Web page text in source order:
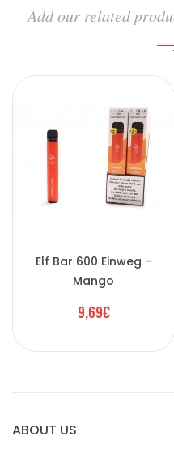
Add our related
Elf Bar 600 Einweg -
Mango
9,69€
ABOUT US